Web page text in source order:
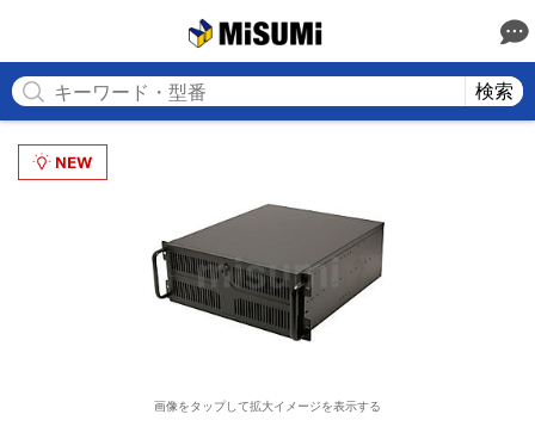
検索
画像をタップして拡大イメージを表示する